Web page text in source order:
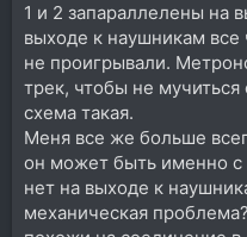
1 и 2 запараллелены на
выходе к наушникам
не проигрывали.
трек, чтобы не
схема такая.
Меня все же больше
он может быть именно с
нет на выходе к
механическая